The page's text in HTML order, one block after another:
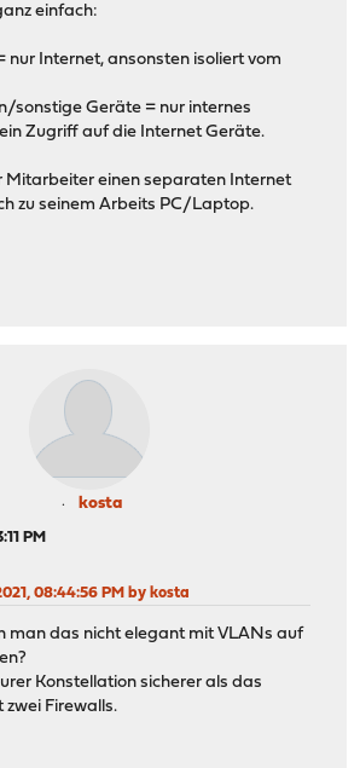
einfach:
nur Internet, ansonsten isoliert vom
sonstige Geräte = nur internes
Zugriff auf die Internet Geräte.
Mitarbeiter einen separaten Internet
zu seinem Arbeits PC/Laptop.
kosta
PM
08:44:56 PM by kosta
man das nicht elegant mit VLANs auf
Konstellation sicherer als das
Firewalls.